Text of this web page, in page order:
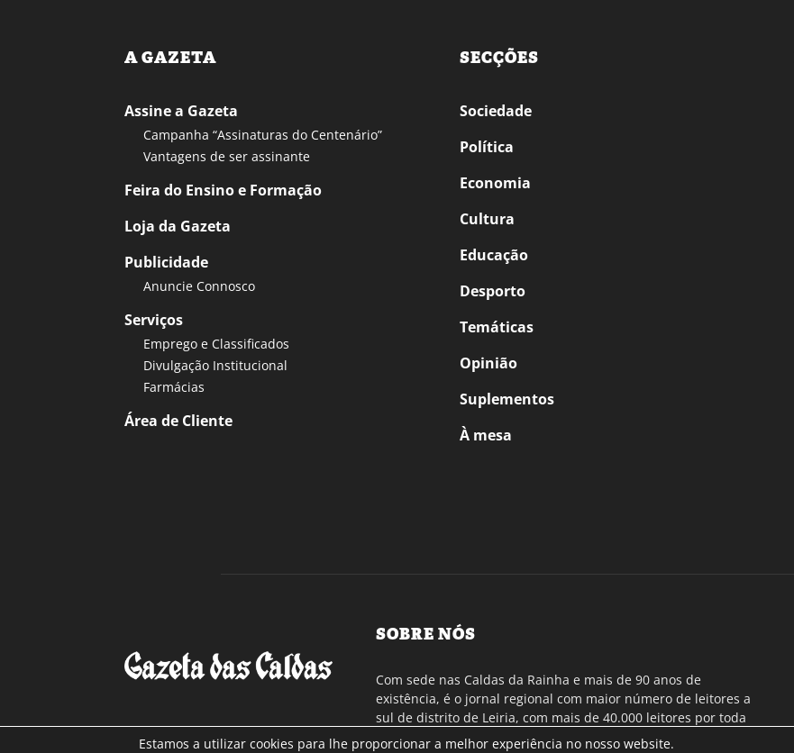
A GAZETA
Assine a Gazeta
Campanha “Assinaturas do Centenário”
Vantagens de ser assinante
Feira do Ensino e Formação
Loja da Gazeta
Publicidade
Anuncie Connosco
Serviços
Emprego e Classificados
Divulgação Institucional
Farmácias
Área de Cliente
SECÇÕES
Sociedade
Política
Economia
Cultura
Educação
Desporto
Temáticas
Opinião
Suplementos
À mesa
SOBRE NÓS
Com sede nas Caldas da Rainha e mais de 90 anos de
existência, é o jornal regional com maior número de leitores a
sul de distrito de Leiria, com mais de 40.000 leitores por toda
a região Oeste. Jornal com distribuição em Portugal
Estamos a utilizar cookies para lhe proporcionar a melhor experiência no nosso website.